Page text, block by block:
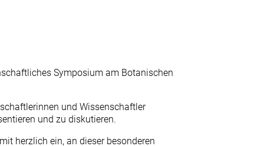
Symposium am Botanischen
und Wissenschaftler
und zu diskutieren.
herzlich ein, an dieser besonderen